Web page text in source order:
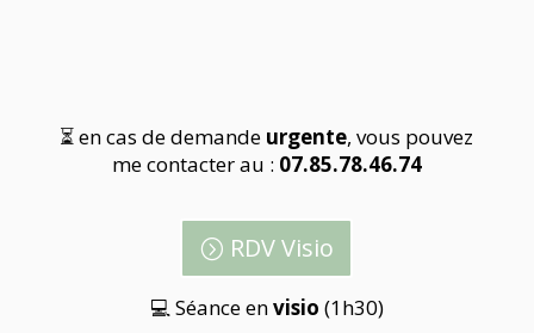
⏳ en cas de demande urgente, vous pouvez
me contacter au : 07.85.78.46.74
RDV Visio
💻 Séance envisio (1h30)